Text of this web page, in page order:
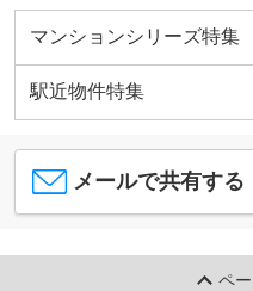
マンションシリーズ特集
駅近物件特集
メールで共有する
ペ